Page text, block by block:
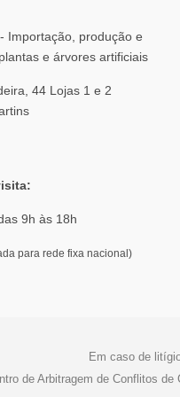
44 Lojas 1 e 2
9h às 18h
para rede fixa nacional)
Em caso de
de Arbitragem de Conflitos